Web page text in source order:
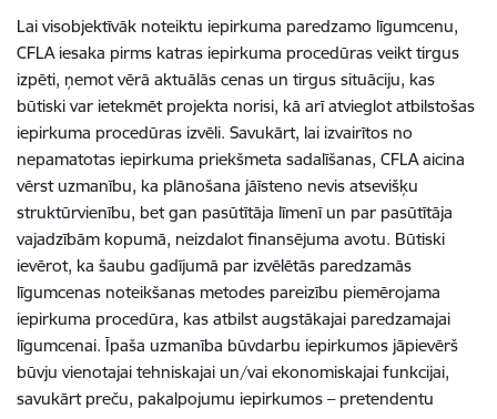
Lai visobjektīvāk noteiktu iepirkuma paredzamo līgumcenu,
CFLA iesaka pirms katras iepirkuma procedūras veikt tirgus
izpēti, ņemot vērā aktuālās cenas un tirgus situāciju, kas
būtiski var ietekmēt projekta norisi, kā arī atvieglot atbilstošas
iepirkuma procedūras izvēli. Savukārt, lai izvairītos no
nepamatotas iepirkuma priekšmeta sadalīšanas, CFLA aicina
vērst uzmanību, ka plānošana jāīsteno nevis atsevišķu
struktūrvienību, bet gan pasūtītāja līmenī un par pasūtītāja
vajadzībām kopumā, neizdalot finansējuma avotu. Būtiski
ievērot, ka šaubu gadījumā par izvēlētās paredzamās
līgumcenas noteikšanas metodes pareizību piemērojama
iepirkuma procedūra, kas atbilst augstākajai paredzamajai
līgumcenai. Īpaša uzmanība būvdarbu iepirkumos jāpievērš
būvju vienotajai tehniskajai un/vai ekonomiskajai funkcijai,
savukārt preču, pakalpojumu iepirkumos – pretendentu